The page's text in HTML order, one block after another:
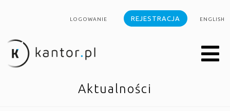
LOGOWANIE REJESTRACJA ENGLISH
Aktualności